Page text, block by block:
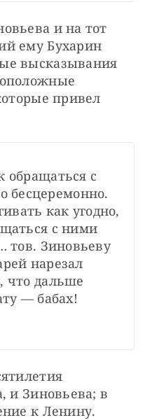
и на тот
ему Бухарин
высказывания
привел
обращаться с
как угодно,
с ними
тов. Зиновьеву
нарезал
что дальше
— бабах!
и Зиновьева; в
к Ленину.